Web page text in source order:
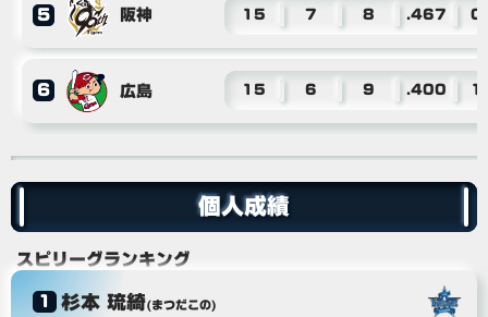
5 阪神 15 7 8 .467
6 広島 15 6 9 .400
個人成績
スピリーグランキング
1 杉本 琉綺(まつだこの)